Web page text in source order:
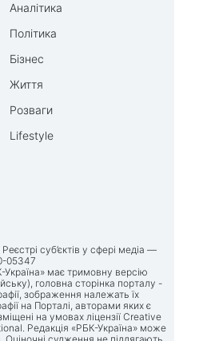
Аналітика
Політика
Бізнес
Життя
Розваги
Lifestyle
суб’єктів у сфері медіа —
05347
має тримовну версію
головна сторінка порталу -
зображення належать їх
на Порталі, авторами яких є
на умовах ліцензії Creative
Редакція «РБК-Україна» може